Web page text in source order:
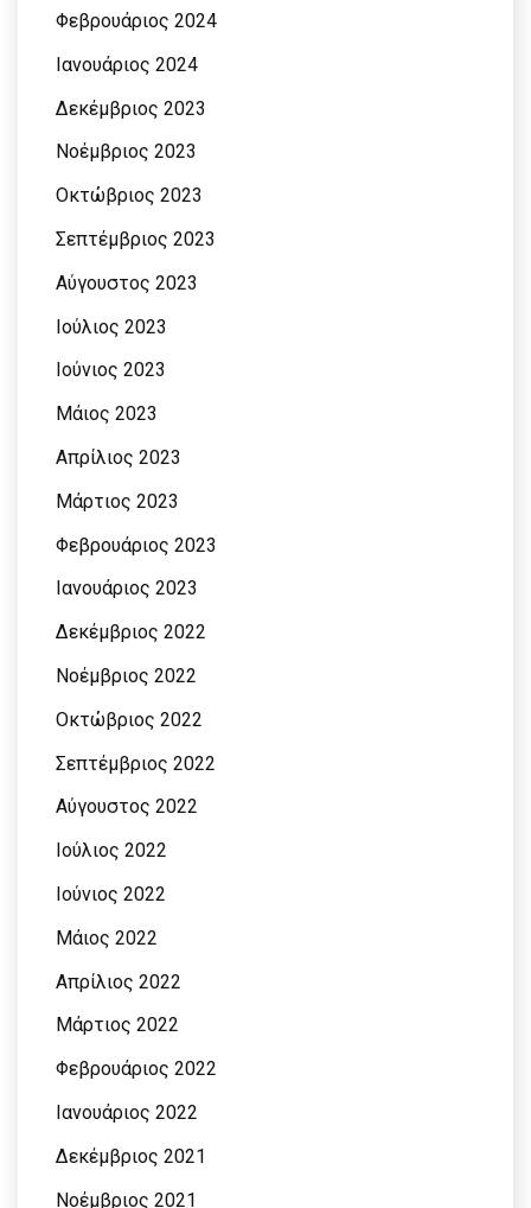
Φεβρουάριος 2024
Ιανουάριος 2024
Δεκέμβριος 2023
Νοέμβριος 2023
Οκτώβριος 2023
Σεπτέμβριος 2023
Αύγουστος 2023
Ιούλιος 2023
Ιούνιος 2023
Μάιος 2023
Απρίλιος 2023
Μάρτιος 2023
Φεβρουάριος 2023
Ιανουάριος 2023
Δεκέμβριος 2022
Νοέμβριος 2022
Οκτώβριος 2022
Σεπτέμβριος 2022
Αύγουστος 2022
Ιούλιος 2022
Ιούνιος 2022
Μάιος 2022
Απρίλιος 2022
Μάρτιος 2022
Φεβρουάριος 2022
Ιανουάριος 2022
Δεκέμβριος 2021
Νοέμβριος 2021